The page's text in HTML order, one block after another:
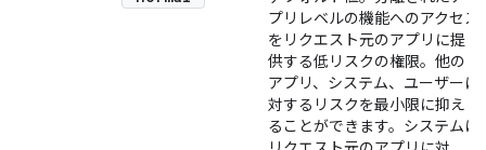
プリレベルの機能へのアクセス
をリクエスト元のアプリに提
供する低リスクの権限。他の
アプリ、システム、ユーザーに
対するリスクを最小限に抑え
ることができます。システムは